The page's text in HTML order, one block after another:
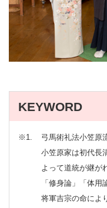
KEYWORD
※1
弓馬術礼法小笠原
小笠原家は初代長
よって道統が継が
「修身論」「体
将軍吉宗の命によ